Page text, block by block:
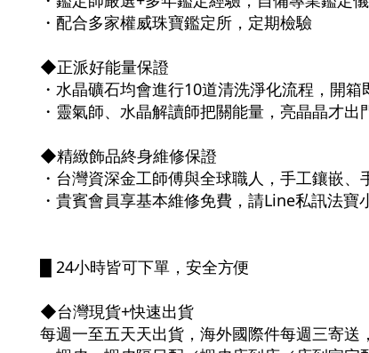
・配合多家權威珠寶鑑定所，定期檢驗
◆正派好能量保證
・水晶礦石均會進行10道清洗淨化流程，開箱
・靈氣師、水晶解讀師把關能量，亮晶晶才出
◆精緻飾品終身維修保證
・台灣資深金工師傅與全球職人，手工鑲嵌、
・貴賓會員享基本維修免費，請Line私訊法寶
█ 24小時皆可下單，安全方便
◆台灣現貨+快速出貨
每週一至五天天出貨，海外國際件每週三寄送